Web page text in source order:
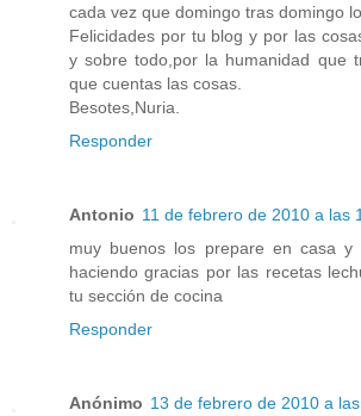
cada vez que domingo tras domingo
Felicidades por tu blog y por las
y sobre todo,por la humanidad que
que cuentas las cosas.
Besotes,Nuria.
Responder
Antonio 11 de febrero de 2010 a las
muy buenos los prepare en casa y
haciendo gracias por las recetas
tu sección de cocina
Responder
Anónimo 13 de febrero de 2010 a